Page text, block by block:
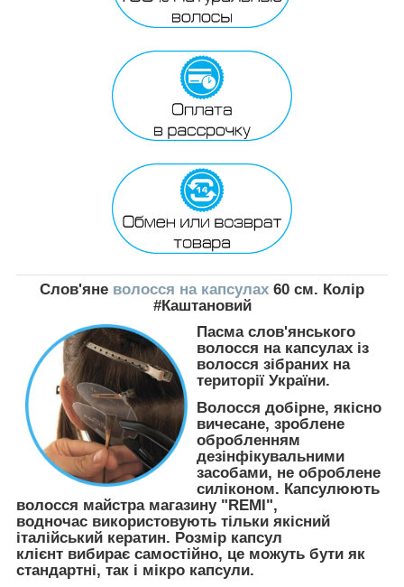
Слов'яне волосся на капсулах 60 см. Колір
#Каштановий
Пасма слов'янського
волосся на капсулах із
волосся зібраних на
території України.
Волосся добірне, якісно
вичесане, зроблене
обробленням
дезінфікувальними
засобами, не оброблене
силіконом. Капсулюють
волосся майстра магазину "REMI",
водночас використовують тільки якісний
італійський кератин. Розмір капсул
клієнт вибирає самостійно, це можуть бути як
стандартні, так і мікро капсули.